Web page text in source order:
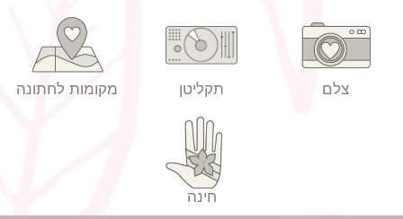
הזמנות לחתונה מחירים
צלם תקליטן מקומות לחתונה
חינה